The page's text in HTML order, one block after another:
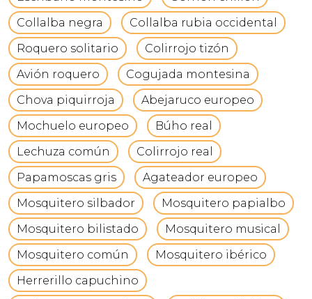
Collalba negra
Collalba rubia occidental
Roquero solitario
Colirrojo tizón
Avión roquero
Cogujada montesina
Chova piquirroja
Abejaruco europeo
Mochuelo europeo
Búho real
Lechuza común
Colirrojo real
Papamoscas gris
Agateador europeo
Mosquitero silbador
Mosquitero papialbo
Mosquitero bilistado
Mosquitero musical
Mosquitero común
Mosquitero ibérico
Herrerillo capuchino